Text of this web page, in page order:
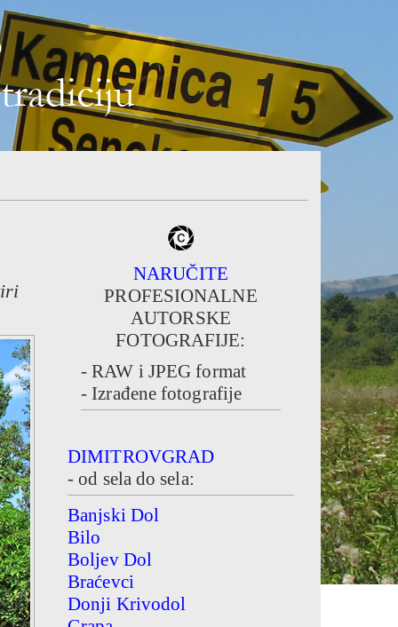
NARUČITE
PROFESIONALNE
AUTORSKE
FOTOGRAFIJE:
- RAW i JPEG format
- Izrađene fotografije
DIMITROVGRAD
- od sela do sela:
Banjski Dol
Bilo
Boljev Dol
Braćevci
Donji Krivodol